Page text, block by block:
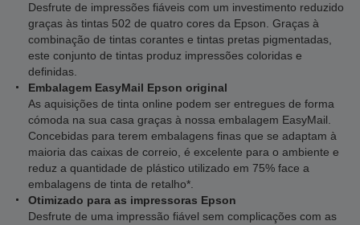
Desfrute de impressões fiáveis com um investimento reduzido
graças às tintas 502 de quatro cores da Epson. Graças à
combinação de tintas corantes e tintas pretas pigmentadas,
este conjunto de tintas produz impressões coloridas e
definidas.
Embalagem EasyMail Epson original
As aquisições de tinta online podem ser entregues de forma
cómoda na sua casa graças à nossa embalagem EasyMail.
Concebidas para terem embalagens finas que se adaptam à
maioria das caixas de correio, é excelente para o ambiente e
reduz a quantidade de plástico utilizado em 75% face a
embalagens de tinta de retalho*.
Otimizado para as impressoras Epson
Desfrute de uma impressão fiável sem complicações com as